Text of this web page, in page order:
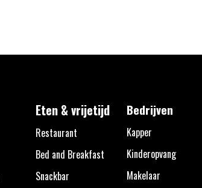
Eten & vrijetijd
Restaurant
Bed and Breakfast
Snackbar
Bedrijven
Kapper
Kinderopvang
Makelaar